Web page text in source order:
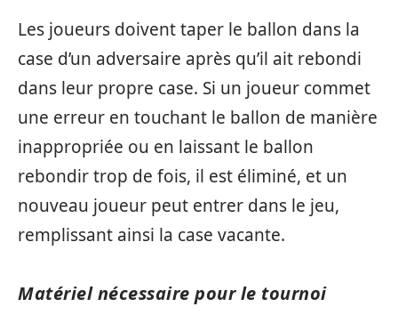
Les joueurs doivent taper le ballon dans la
case d’un adversaire après qu’il ait rebondi
dans leur propre case. Si un joueur commet
une erreur en touchant le ballon de manière
inappropriée ou en laissant le ballon
rebondir trop de fois, il est éliminé, et un
nouveau joueur peut entrer dans le jeu,
remplissant ainsi la case vacante.
Matériel nécessaire pour le tournoi